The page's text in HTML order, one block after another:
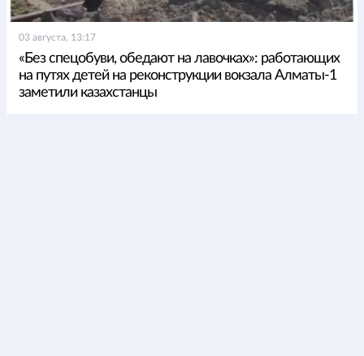
03 августа, 13:17
«Без спецобуви, обедают на лавочках»: работающих
на путях детей на реконструкции вокзала Алматы-1
заметили казахстанцы